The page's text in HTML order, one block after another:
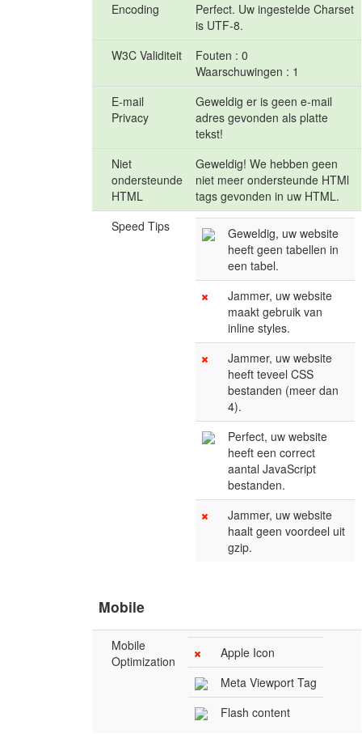
Encoding
Perfect. Uw ingestelde Charset
is UTF-8.
W3C Validiteit
Fouten : 0
Waarschuwingen : 1
E-mail
Privacy
Geweldig er is geen e-mail
adres gevonden als platte
tekst!
Niet
ondersteunde
HTML
Geweldig! We hebben geen
niet meer ondersteunde HTMl
tags gevonden in uw HTML.
Speed Tips
Geweldig, uw website
heeft geen tabellen in
een tabel.
Jammer, uw website
maakt gebruik van
inline styles.
Jammer, uw website
heeft teveel CSS
bestanden (meer dan
4).
Perfect, uw website
heeft een correct
aantal JavaScript
bestanden.
Jammer, uw website
haalt geen voordeel uit
gzip.
Mobile
Mobile
Optimization
Apple Icon
Meta Viewport Tag
Flash content